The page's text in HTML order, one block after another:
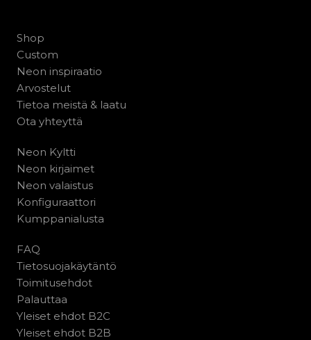
Shop
Custom
Neon inspiraatio
Arvostelut
Tietoa meistä & laatu
Ota yhteyttä
Neon Kyltti
Neon kirjaimet
Neon valaistus
Konfiguraattori
Kumppanialusta
FAQ
Tietosuojakäytäntö
Toimitusehdot
Palauttaa
Yleiset ehdot B2C
Yleiset ehdot B2B